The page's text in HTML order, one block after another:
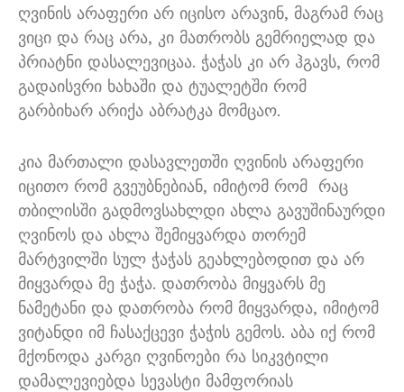
ღვინის არაფერი არ იცისო არავინ, მაგრამ რაც
ვიცი და რაც არა, კი მათრობს გემრიელად და
პრიატნი დასალევიცაა. ჭაჭას კი არ ჰგავს, რომ
გადაისვრი ხახაში და ტუალეტში რომ
გარბიხარ არიქა აბრატკა მომცაო.
კია მართალი დასავლეთში ღვინის არაფერი
იცითო რომ გვეუბნებიან, იმიტომ რომ
რაც
თბილისში გადმოვსახლდი ახლა გავუშინაურდი
ღვინოს და ახლა შემიყვარდა თორემ
მარტვილში სულ ჭაჭას გეახლებოდით და არ
მიყვარდა მე ჭაჭა. დათრობა მიყვარს მე
ნამეტანი და დათრობა რომ მიყვარდა, იმიტომ
ვიტანდი იმ ჩასაქცევი ჭაჭის გემოს. აბა იქ რომ
მქონოდა კარგი ღვინოები რა სიკვტილი
დამალევიებდა სევასტი მამფორიას